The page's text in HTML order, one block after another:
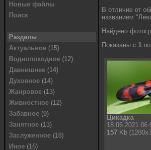
Новые файлы
Поиск
Разделы
Актуальное (15)
Воднопоходное (12)
Давнишнее (14)
Духовное (14)
Жанровое (13)
Живностное (12)
Забавное (9)
Занятное (13)
Заслуженное (18)
Иное (16)
В отличие от
названием
Найдено
Показаны с 1 по
Цикадка
18.06.2021
157 Kb